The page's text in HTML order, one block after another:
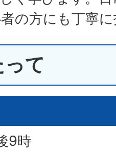
の方にも丁寧
て
9時